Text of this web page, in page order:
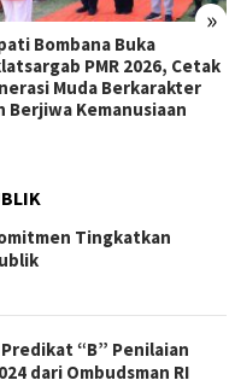
»
Bombana Buka
PMR 2026, Cetak
Muda Berkarakter
Berjiwa Kemanusiaan
Tingkatkan
“B” Penilaian
dari Ombudsman RI